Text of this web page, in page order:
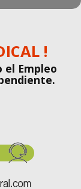
!
el Empleo